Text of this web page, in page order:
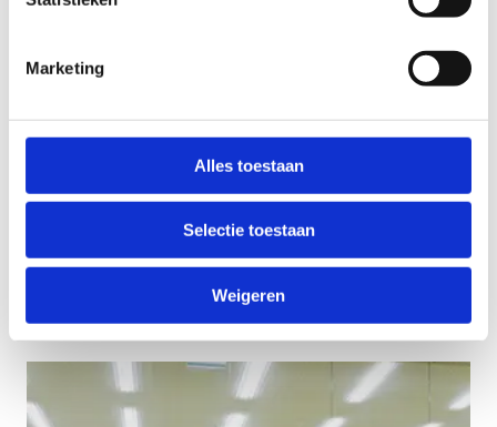
Marketing
Alles toestaan
Selectie toestaan
Weigeren
Start 2 MTB
Single tracks, jumps, downhill, ... Leer in 5 lessen de
essentiële skills van het mountainbiken.